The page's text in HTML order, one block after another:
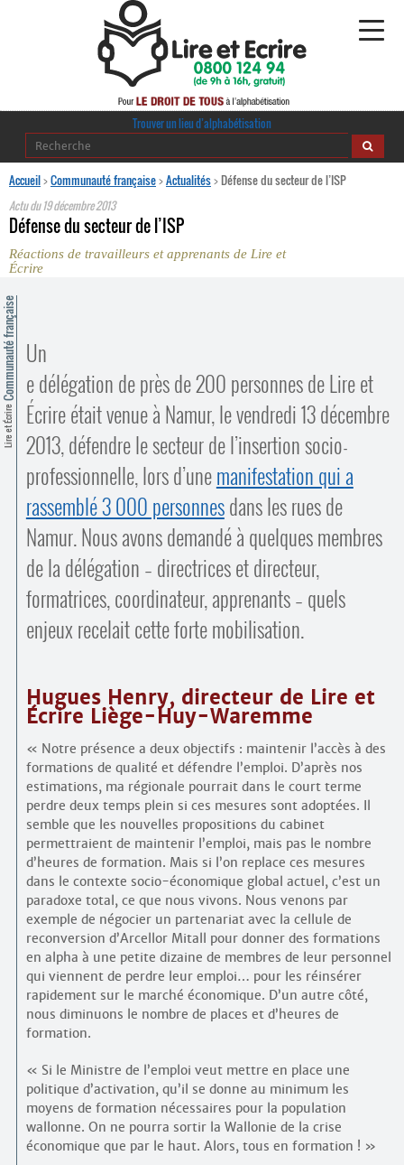
Alphabétisation
journaldelalpha.be
Comprendre et parler
Bienvenue en Belgique
Contacts
Trouver un lieu d’alphabétisation
Trouver un lieu d’alphabétisation
Accueil>Communauté française>Actualités>Défense du secteur de l’ISP
Actu du19 décembre 2013
Défense du secteur de l’ISP
Réactions de travailleurs et apprenants de Lire et
Écrire
Lire et Écrire
Communauté française Un
e délégation de près de 200 personnes de Lire et
Écrire était venue à Namur, le vendredi 13 décembre
2013, défendre le secteur de l’insertion socio­
professionnelle, lors d’unemanifestation qui a
rassemblé 3 000 personnesdans les rues de
Namur. Nous avons demandé à quelques membres
de la délégation – directrices et directeur,
formatrices, coordinateur, apprenants – quels
enjeux recelait cette forte mobilisation.
Hugues Henry, directeur de Lire et
Écrire Liège-Huy-Waremme
« Notre présence a deux objectifs : maintenir l’accès à des
formations de qualité et défendre l’emploi. D’après nos
estimations, ma régionale pourrait dans le court terme
perdre deux temps plein si ces mesures sont adoptées. Il
semble que les nouvelles propositions du cabinet
permettraient de maintenir l’emploi, mais pas le nombre
d’heures de formation. Mais si l’on replace ces mesures
dans le contexte socio-économique global actuel, c’est un
paradoxe total, ce que nous vivons. Nous venons par
exemple de négocier un partenariat avec la cellule de
reconversion d’Arcellor Mitall pour donner des formations
en alpha à une petite dizaine de membres de leur personnel
qui viennent de perdre leur emploi… pour les réinsérer
rapidement sur le marché économique. D’un autre côté,
nous diminuons le nombre de places et d’heures de
formation.
« Si le Ministre de l’emploi veut mettre en place une
politique d’activation, qu’il se donne au minimum les
moyens de formation nécessaires pour la population
wallonne. On ne pourra sortir la Wallonie de la crise
économique que par le haut. Alors, tous en formation ! »